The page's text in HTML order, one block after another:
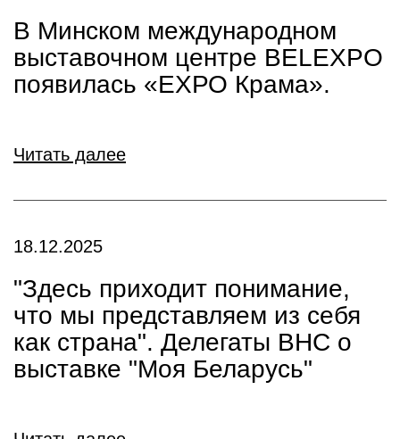
В Минском международном
выставочном центре BELEXPO
появилась «ЕХРО Крама».
Читать далее
18.12.2025
"Здесь приходит понимание,
что мы представляем из себя
как страна". Делегаты ВНС о
выставке "Моя Беларусь"